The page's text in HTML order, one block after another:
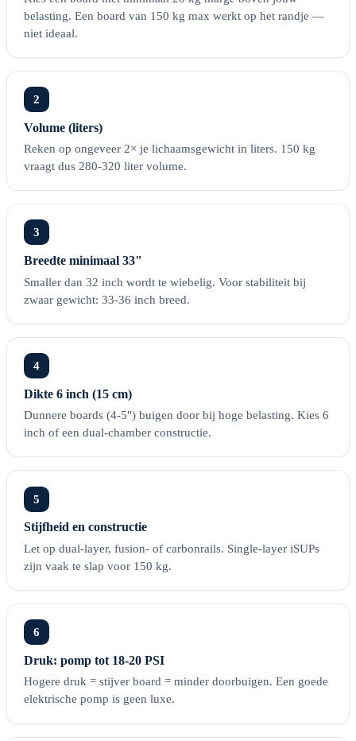
belasting. Een board van 150 kg max werkt op het randje —
niet ideaal.
2
Volume (liters)
Reken op ongeveer 2× je lichaamsgewicht in liters. 150 kg
vraagt dus 280-320 liter volume.
3
Breedte minimaal 33"
Smaller dan 32 inch wordt te wiebelig. Voor stabiliteit bij
zwaar gewicht: 33-36 inch breed.
4
Dikte 6 inch (15 cm)
Dunnere boards (4-5") buigen door bij hoge belasting. Kies 6
inch of een dual-chamber constructie.
5
Stijfheid en constructie
Let op dual-layer, fusion- of carbonrails. Single-layer iSUPs
zijn vaak te slap voor 150 kg.
6
Druk: pomp tot 18-20 PSI
Hogere druk = stijver board = minder doorbuigen. Een goede
elektrische pomp is geen luxe.